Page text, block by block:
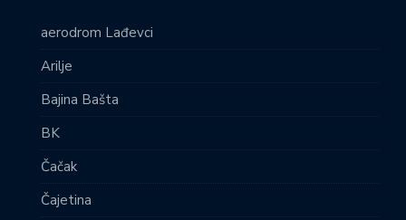
aerodrom Lađevci
Arilje
Bajina Bašta
BK
Čačak
Čajetina